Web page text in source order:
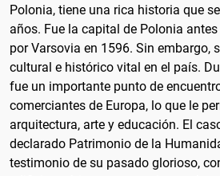
Polonia, tiene una rica historia que
años. Fue la capital de Polonia
por Varsovia en 1596. Sin embargo,
cultural e histórico vital en el país.
fue un importante punto de
comerciantes de Europa, lo que le
arquitectura, arte y educación. El
declarado Patrimonio de la
testimonio de su pasado glorioso,